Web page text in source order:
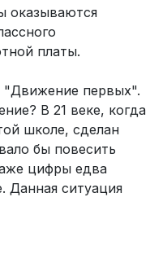
оказываются
платы.
"Движение первых".
В 21 веке, когда
школе, сделан
бы повесить
цифры едва
Данная ситуация